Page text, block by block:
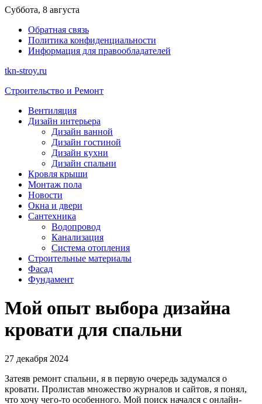
Перейти
содержимому
Суббота, 8 августа
Обратная связь
Политика конфиденциальности
Информация для правообладателей
tkn-stroy.ru
Строительство и Ремонт
Вентиляция
Дизайн интерьера
Дизайн ванной
Дизайн гостиной
Дизайн кухни
Дизайн спальни
Кровля крыши
Монтаж пола
Новости
Окна и двери
Сантехника
Водопровод
Канализация
Система отопления
Строительные материалы
Фасад
Фундамент
Мой опыт выбора дизайна
кровати для спальни
27 декабря 2024
Затеяв ремонт спальни, я в первую очередь задумался о
кровати. Пролистав множество журналов и сайтов, я понял,
что хочу чего-то особенного. Мой поиск начался с онлайн-